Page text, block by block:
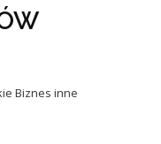
Biznes inne